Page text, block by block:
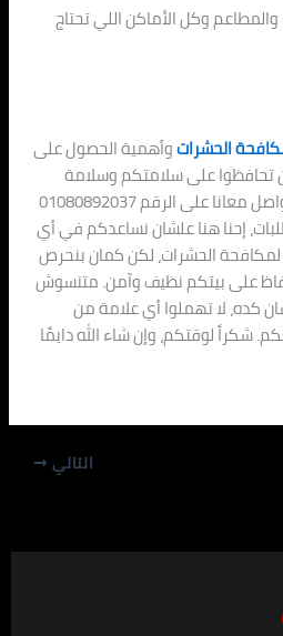
وكل الأماكن اللي تحتاج
الحشراتوأهمية الحصول على
على سلامتكم وسلامة
أولادكم. ما تترددوش في التواصل معانا على الرقم 01080892037
إحنا هنا علشان نساعدكم في أي
الحشرات، لكن كمان بنحرص
على بيتكم نظيف وآمن. متنسوش
كده، لا تهملوا أي علامة من
شكراً لوقتكم، وإن شاء الله دايمًا
التالي